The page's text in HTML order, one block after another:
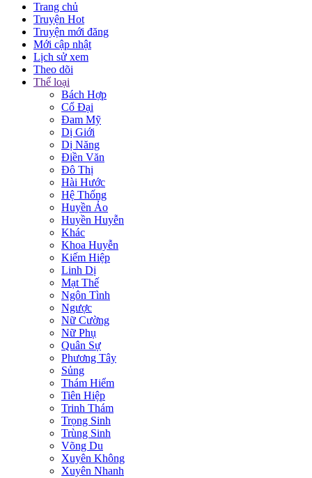
Trang chủ
Truyện Hot
Truyện mới đăng
Mới cập nhật
Lịch sử xem
Theo dõi
Thể loại
Bách Hợp
Cổ Đại
Đam Mỹ
Dị Giới
Dị Năng
Điền Văn
Đô Thị
Hài Hước
Hệ Thống
Huyền Ảo
Huyền Huyễn
Khác
Khoa Huyễn
Kiếm Hiệp
Linh Dị
Mạt Thế
Ngôn Tình
Ngược
Nữ Cường
Nữ Phụ
Quân Sự
Phương Tây
Sủng
Thám Hiểm
Tiên Hiệp
Trinh Thám
Trọng Sinh
Trùng Sinh
Võng Du
Xuyên Không
Xuyên Nhanh